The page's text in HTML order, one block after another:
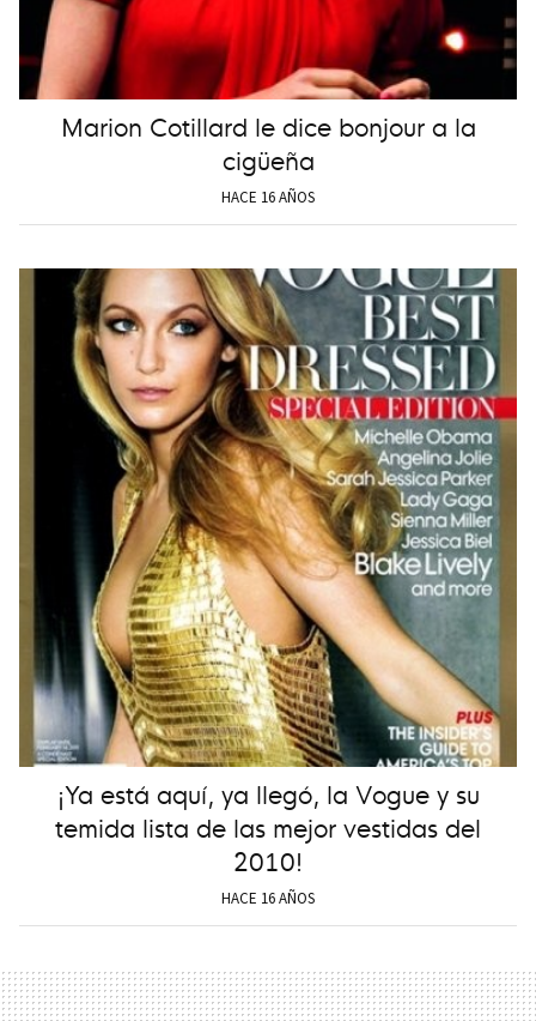
Marion Cotillard le dice bonjour a la
cigüeña
HACE 16 AÑOS
¡Ya está aquí, ya llegó, la Vogue y su
temida lista de las mejor vestidas del
2010!
HACE 16 AÑOS